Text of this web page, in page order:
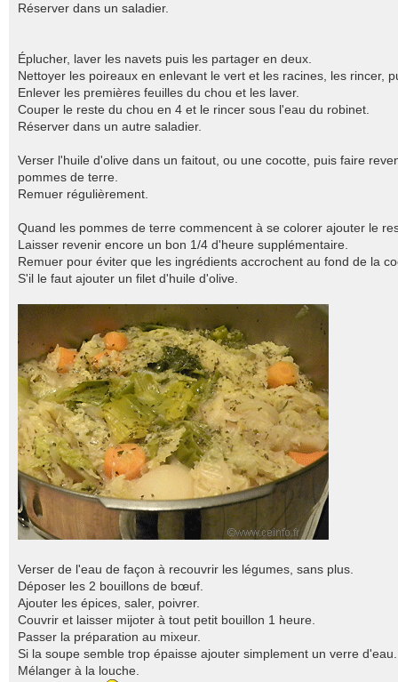
Réserver dans un saladier.
Éplucher, laver les navets puis les partager en deux.
Nettoyer les poireaux en enlevant le vert et les racines, les rincer,
Enlever les premières feuilles du chou et les laver.
Couper le reste du chou en 4 et le rincer sous l'eau du robinet.
Réserver dans un autre saladier.
Verser l'huile d'olive dans un faitout, ou une cocotte, puis faire
pommes de terre.
Remuer régulièrement.
Quand les pommes de terre commencent à se colorer ajouter le
Laisser revenir encore un bon 1/4 d'heure supplémentaire.
Remuer pour éviter que les ingrédients accrochent au fond de la
S'il le faut ajouter un filet d'huile d'olive.
Verser de l'eau de façon à recouvrir les légumes, sans plus.
Déposer les 2 bouillons de bœuf.
Ajouter les épices, saler, poivrer.
Couvrir et laisser mijoter à tout petit bouillon 1 heure.
Passer la préparation au mixeur.
Si la soupe semble trop épaisse ajouter simplement un verre d'eau.
Mélanger à la louche.